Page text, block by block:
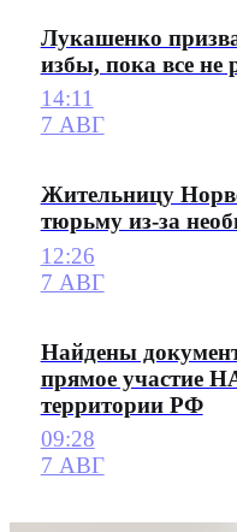
Лукашенко
избы, пока все не
14:11
7 АВГ
Жительницу
тюрьму из-за
12:26
7 АВГ
Найдены
прямое участие
территории РФ
09:28
7 АВГ